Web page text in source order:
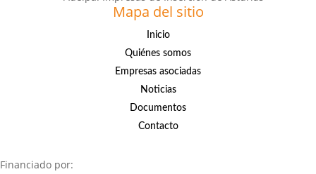
Mapa del sitio
Inicio
Quiénes somos
Empresas asociadas
Noticias
Documentos
Contacto
Financiado por: